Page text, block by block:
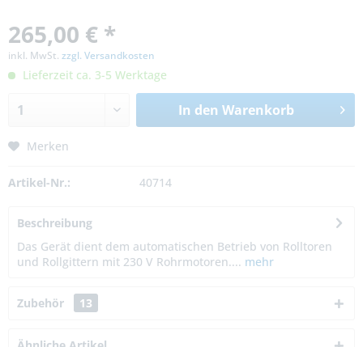
265,00 € *
inkl. MwSt. zzgl. Versandkosten
Lieferzeit ca. 3-5 Werktage
In den Warenkorb
Merken
Artikel-Nr.: 40714
Beschreibung
Das Gerät dient dem automatischen Betrieb von Rolltoren
und Rollgittern mit 230 V Rohrmotoren.... mehr
Zubehör 13